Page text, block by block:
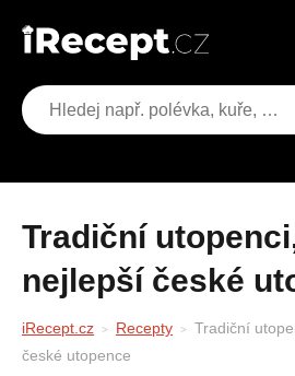
Tradiční utopenci, recept na
nejlepší české
iRecept.cz Recepty
Tradiční
české utopence